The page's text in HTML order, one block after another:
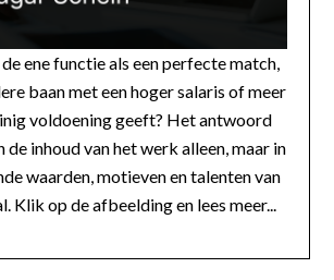
ene functie als een perfecte match,
baan met een hoger salaris of meer
voldoening geeft? Het antwoord
de inhoud van het werk alleen, maar in
waarden, motieven en talenten van
Klik op de afbeelding en lees meer...